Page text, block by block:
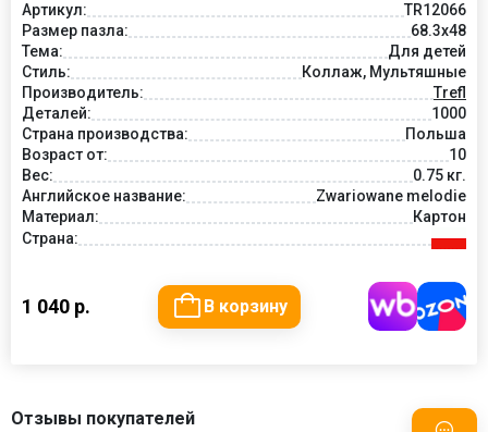
Артикул:
TR12066
Размер пазла:
68.3x48
Тема:
Для детей
Стиль:
Коллаж, Мультяшные
Производитель:
Trefl
Деталей:
1000
Страна производства:
Польша
Возраст от:
10
Вес:
0.75 кг.
Английское название:
Zwariowane melodie
Материал:
Картон
Страна:
1 040 р. В корзину
Отзывы покупателей